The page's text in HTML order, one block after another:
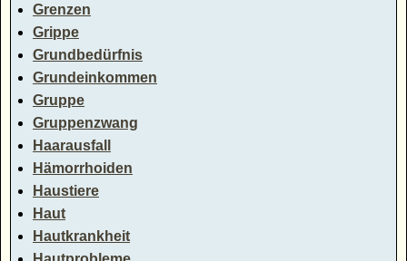
Grenzen
Grippe
Grundbedürfnis
Grundeinkommen
Gruppe
Gruppenzwang
Haarausfall
Hämorrhoiden
Haustiere
Haut
Hautkrankheit